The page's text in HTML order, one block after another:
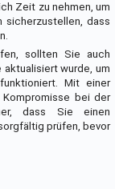
Zeit zu nehmen, um
sicherzustellen, dass
sollten Sie auch
wurde, um
Mit einer
bei der
dass Sie einen
prüfen, bevor